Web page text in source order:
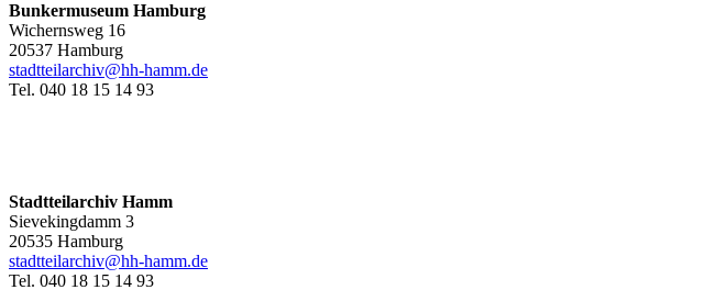
Bunkermuseum Hamburg
Wichernsweg 16
20537 Hamburg
stadtteilarchiv@hh-hamm.de
Tel. 040 18 15 14 93
Stadtteilarchiv Hamm
Sievekingdamm 3
20535 Hamburg
stadtteilarchiv@hh-hamm.de
Tel. 040 18 15 14 93